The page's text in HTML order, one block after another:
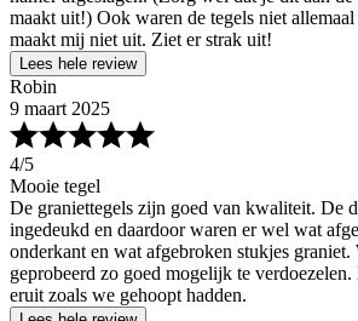
maakt uit!) Ook waren de tegels niet
maakt mij niet uit. Ziet er strak uit!
Lees hele review
Robin
9 maart 2025
4/5
Mooie tegel
De graniettegels zijn goed van kwaliteit. De
ingedeukd en daardoor waren er wel wat
onderkant en wat afgebroken stukjes graniet.
geprobeerd zo goed mogelijk te verdoezelen.
eruit zoals we gehoopt hadden.